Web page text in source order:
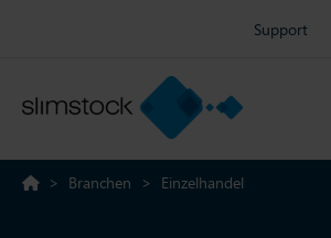
Support
> Branchen > Einzelhandel